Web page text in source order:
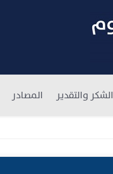
الشكر والتقدير المصادر